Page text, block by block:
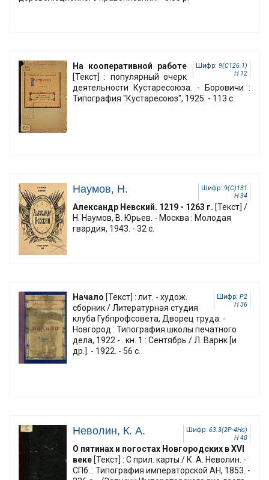
Шифр: 9(С126.1)
Н 12
На кооперативной работе
[Текст] : популярный очерк
деятельности Кустаресоюза. - Боровичи :
Типография "Кустаресоюз", 1925. - 113 с.
Шифр: 9(С)131
Н 34
Наумов, Н.
Александр Невский. 1219 - 1263 г. [Текст] /
Н. Наумов, В. Юрьев. - Москва : Молодая
гвардия, 1943. - 32 с.
Шифр: Р2
Н 36
Начало [Текст] : лит. - худож.
сборник / Литературная студия
клуба Губпрофсовета, Дворец труда. -
Новгород : Типография школы печатного
дела, 1922 - . кн. 1 : Сентябрь / Л. Варнк [и
др.]. - 1922. - 56 с.
Шифр: 63.3(2Р-4Но)
Н 40
Неволин, К. А.
О пятинах и погостах Новгородских в XVI
веке [Текст] : С прил. карты / К. А. Неволин. -
СПб. : Типография императорской АН, 1853. -